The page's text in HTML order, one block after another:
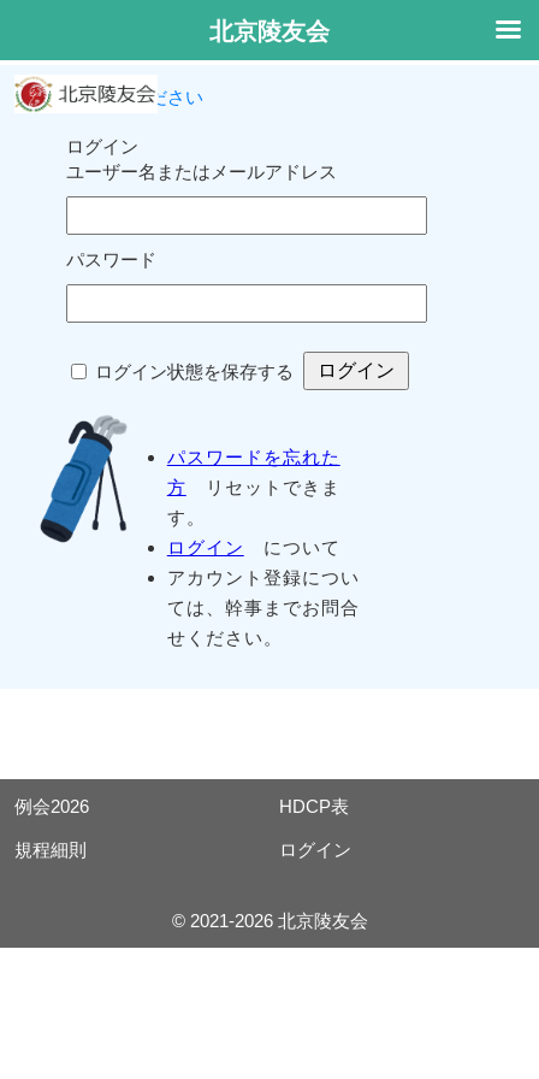
ログインしてください
ログイン
ユーザー名またはメールアドレス
パスワード
ログイン状態を保存する
パスワードを忘れた
方 リセットできま
す。
ログイン
について
アカウント登録につい
ては、幹事までお問合
せください。
例会2026 HDCP表
規程細則 ログイン
© 2021-2026 北京陵友会
北京陵友会